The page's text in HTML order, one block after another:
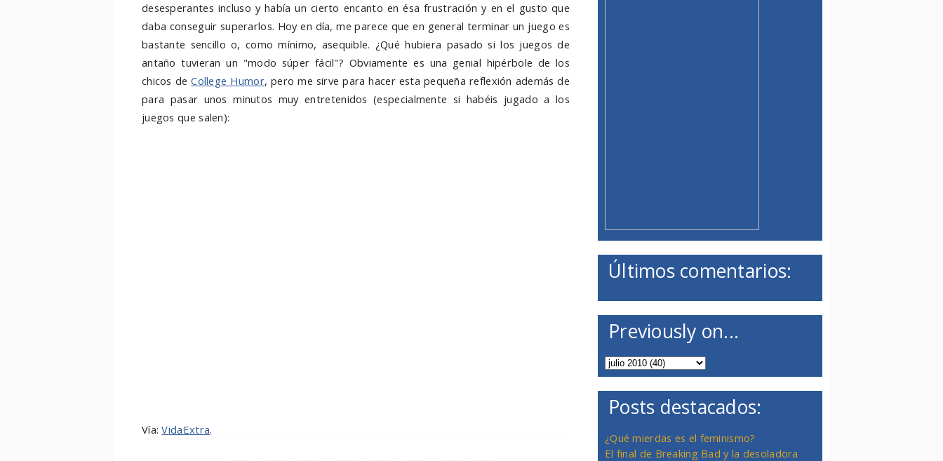
desesperantes incluso y había un cierto encanto en ésa frustración y en el gusto que
daba conseguir superarlos. Hoy en día, me parece que en general terminar un juego es
bastante sencillo o, como mínimo, asequible. ¿Qué hubiera pasado si los juegos de
antaño tuvieran un "modo súper fácil"? Obviamente es una genial hipérbole de los
chicos deCollege Humor, pero me sirve para hacer esta pequeña reflexión además de
para pasar unos minutos muy entretenidos (especialmente si habéis jugado a los
juegos que salen):
Vía:VidaExtra.
Últimos comentarios:
Previously on...
Posts destacados:
¿Qué mierdas es el feminismo?
El final de Breaking Bad y la desoladora